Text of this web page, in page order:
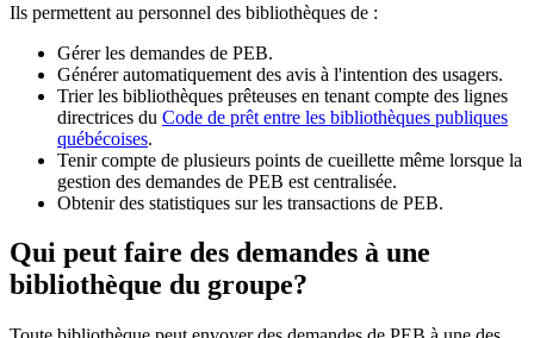
Ils permettent au personnel des bibliothèques de :
Gérer les demandes de PEB.
Générer automatiquement des avis à l'intention des usagers.
Trier les bibliothèques prêteuses en tenant compte des lignes
directrices du Code de prêt entre les bibliothèques publiques
québécoises.
Tenir compte de plusieurs points de cueillette même lorsque la
gestion des demandes de PEB est centralisée.
Obtenir des statistiques sur les transactions de PEB.
Qui peut faire des demandes à une
bibliothèque du groupe?